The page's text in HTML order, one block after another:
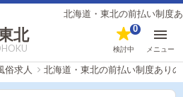
北海道・東北の前払い制度ありの風俗男性
北
検討中
0
メニュー
俗求人 北海道・東北の前払い制度あり